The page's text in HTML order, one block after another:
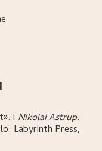
. I Nikolai Astrup.
Labyrinth Press,